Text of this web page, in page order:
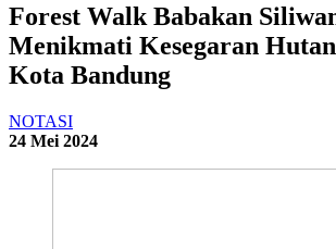
Forest Walk Babakan
Menikmati Kesegaran
Kota Bandung
NOTASI
24 Mei 2024